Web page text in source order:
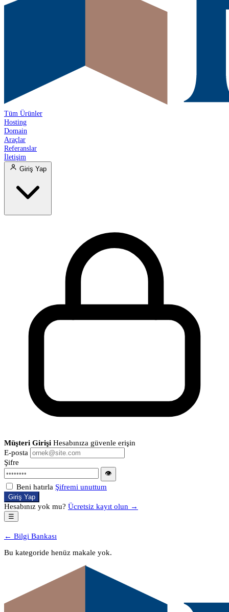
Tüm Ürünler
Hosting
Domain
Araçlar
Referanslar
İletişim
Giriş Yap
Müşteri Girişi Hesabınıza güvenle erişin
E-posta
Şifre
👁
Beni hatırla Şifremi unuttum
Giriş Yap
Hesabınız yok mu? Ücretsiz kayıt olun →
☰
← Bilgi Bankası
Bu kategoride henüz makale yok.